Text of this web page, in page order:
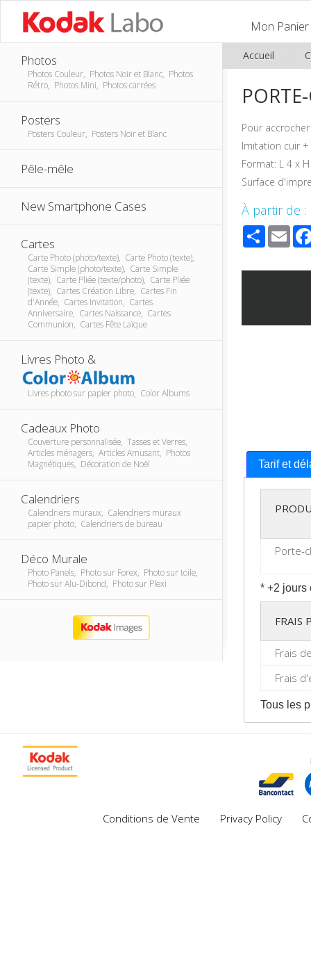
Mon Panier
Photos
Photos Couleur, Photos Noir et Blanc, Photos
Rétro, Photos Mini, Photos carrées
Posters
Posters Couleur, Posters Noir et Blanc
Pêle-mêle
New Smartphone Cases
Cartes
Carte Photo (photo/texte), Carte Photo (texte),
Carte Simple (photo/texte), Carte Simple
(texte), Carte Pliée (texte/photo), Carte Pliée
(texte), Cartes Création Libre, Cartes Fin
d'Année, Cartes Invitation, Cartes
Anniversaire, Cartes Naissance, Cartes
Communion, Cartes Fête Laïque
Livres Photo &
Livres photo sur papier photo, Color Albums
Cadeaux Photo
Couverture personnalisée, Tasses et Verres,
Articles ménagers, Articles Amusant, Photos
Magnétiques, Décoration de Noël
Calendriers
Calendriers muraux, Calendriers muraux
papier photo, Calendriers de bureau
Déco Murale
Photo Panels, Photo sur Forex, Photo sur toile,
Photo sur Alu-Dibond, Photo sur Plexi
Accueil
Pour
Imitation cuir
Format: L 4 x
Surface
À partir de :
Share
Tarif et
Porte-
* +2 jours
FRAIS
Frais
Frais
Tous les
Conditions de Vente Privacy Policy